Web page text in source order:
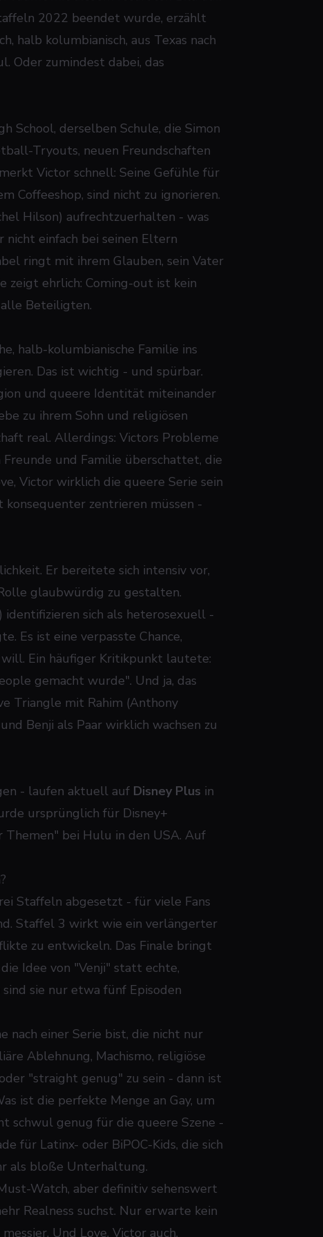
2022 beendet wurde, erzählt
halb kolumbianisch, aus Texas nach
Oder zumindest dabei, das
School, derselben Schule, die Simon
Tryouts, neuen Freundschaften
Victor schnell: Seine Gefühle für
Coffeeshop, sind nicht zu ignorieren.
Hilson) aufrechtzuerhalten - was
nicht einfach bei seinen Eltern
ringt mit ihrem Glauben, sein Vater
zeigt ehrlich: Coming-out ist kein
Beteiligten.
halb-kolumbianische Familie ins
Das ist wichtig - und spürbar.
und queere Identität miteinander
zu ihrem Sohn und religiösen
real. Allerdings: Victors Probleme
und Familie überschattet, die
Victor wirklich die queere Serie sein
zentrieren müssen -
Er bereitete sich intensiv vor,
glaubwürdig zu gestalten.
identifizieren sich als heterosexuell -
Es ist eine verpasste Chance,
Ein häufiger Kritikpunkt lautete:
gemacht wurde". Und ja, das
Triangle mit Rahim (Anthony
Benji als Paar wirklich wachsen zu
- laufen aktuell auf Disney Plus in
ursprünglich für Disney+
Themen" bei Hulu in den USA. Auf
Staffeln abgesetzt - für viele Fans
Staffel 3 wirkt wie ein verlängerter
zu entwickeln. Das Finale bringt
Idee von "Venji" statt echte,
sie nur etwa fünf Episoden
nach einer Serie bist, die nicht nur
Ablehnung, Machismo, religiöse
"straight genug" zu sein - dann ist
ist die perfekte Menge an Gay, um
schwul genug für die queere Szene -
für Latinx- oder BiPOC-Kids, die sich
als bloße Unterhaltung.
Watch, aber definitiv sehenswert
Realness suchst. Nur erwarte kein
Und Love, Victor auch.